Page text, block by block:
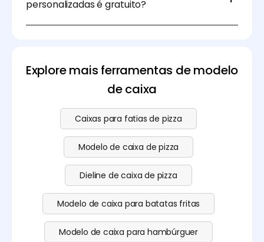
personalizadas é gratuito?
consulte a nossa
página de preços
de subscrição.
Explore mais ferramentas de modelo
de caixa
Caixas para fatias de pizza
Modelo de caixa de pizza
Dieline de caixa de pizza
Modelo de caixa para batatas fritas
Modelo de caixa para hambúrguer